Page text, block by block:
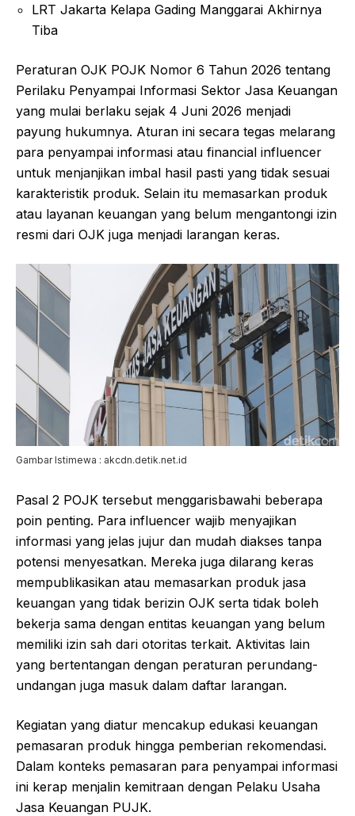
LRT Jakarta Kelapa Gading Manggarai Akhirnya
Tiba
Peraturan OJK POJK Nomor 6 Tahun 2026 tentang
Perilaku Penyampai Informasi Sektor Jasa Keuangan
yang mulai berlaku sejak 4 Juni 2026 menjadi
payung hukumnya. Aturan ini secara tegas melarang
para penyampai informasi atau financial influencer
untuk menjanjikan imbal hasil pasti yang tidak sesuai
karakteristik produk. Selain itu memasarkan produk
atau layanan keuangan yang belum mengantongi izin
resmi dari OJK juga menjadi larangan keras.
Gambar Istimewa : akcdn.detik.net.id
Pasal 2 POJK tersebut menggarisbawahi beberapa
poin penting. Para influencer wajib menyajikan
informasi yang jelas jujur dan mudah diakses tanpa
potensi menyesatkan. Mereka juga dilarang keras
mempublikasikan atau memasarkan produk jasa
keuangan yang tidak berizin OJK serta tidak boleh
bekerja sama dengan entitas keuangan yang belum
memiliki izin sah dari otoritas terkait. Aktivitas lain
yang bertentangan dengan peraturan perundang-
undangan juga masuk dalam daftar larangan.
Kegiatan yang diatur mencakup edukasi keuangan
pemasaran produk hingga pemberian rekomendasi.
Dalam konteks pemasaran para penyampai informasi
ini kerap menjalin kemitraan dengan Pelaku Usaha
Jasa Keuangan PUJK.